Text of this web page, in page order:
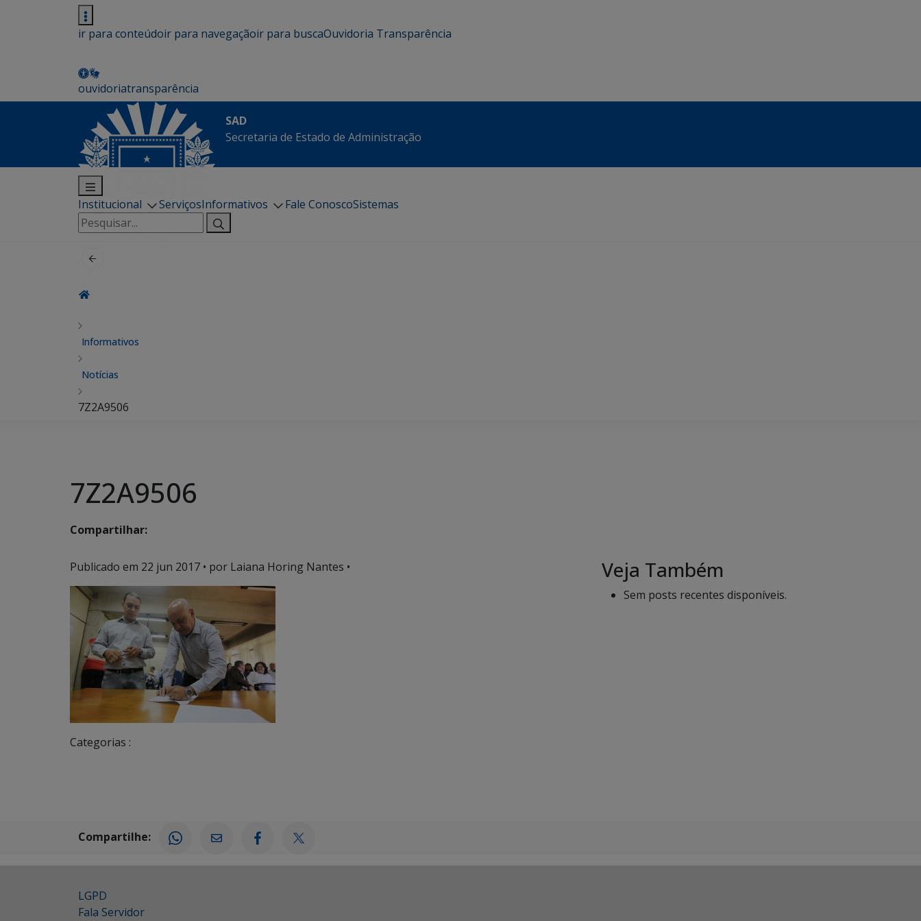
ir para conteúdoir para navegaçãoir para buscaOuvidoria Transparência
ouvidoriatransparência
SAD
Secretaria de Estado de Administração
Institucional ServiçosInformativos Fale ConoscoSistemas
Pesquisar
por:
Informativos
Notícias
7Z2A9506
7Z2A9506
Compartilhar:
Publicado em 22 jun 2017 • por Laiana Horing Nantes •
Categorias :
Veja Também
Sem posts recentes disponíveis.
Compartilhe:
LGPD
Fala Servidor